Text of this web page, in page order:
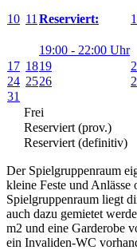
10 11 Reserviert:
19:00 - 22:00 Uhr
17 1819
24 2526
31
Frei
Reserviert (prov.)
Reserviert (definitiv)
Der Spielgruppenraum
kleine Feste und
Spielgruppenraum liegt
auch dazu gemietet
m2 und eine Garderobe
ein Invaliden-WC